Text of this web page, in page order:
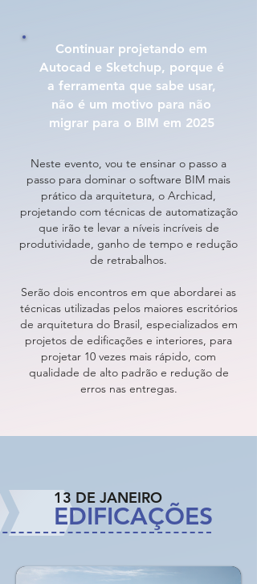
Continuar projetando em
Autocad e Sketchup, porque é
a ferramenta que sabe usar,
não é um motivo para não
migrar para o BIM em 2025
Neste evento, vou te ensinar o passo a
passo para dominar o software BIM mais
prático da arquitetura, o Archicad,
projetando com técnicas de automatização
que irão te levar a níveis incríveis de
produtividade, ganho de tempo e redução
de retrabalhos.
Serão dois encontros em que abordarei as
técnicas utilizadas pelos maiores escritórios
de arquitetura do Brasil, especializados em
projetos de edificações e interiores, para
projetar 10 vezes mais rápido, com
qualidade de alto padrão e redução de
erros nas entregas.
13 DE JANEIRO
EDIFICAÇÕES